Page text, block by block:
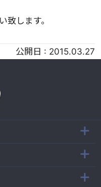
致します。
公開日 : 2015.03.27